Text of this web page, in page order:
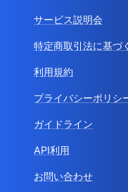
サービス説明会
特定商取引法に基づ
利用規約
プライバシーポリシ
ガイドライン
API利用
お問い合わせ